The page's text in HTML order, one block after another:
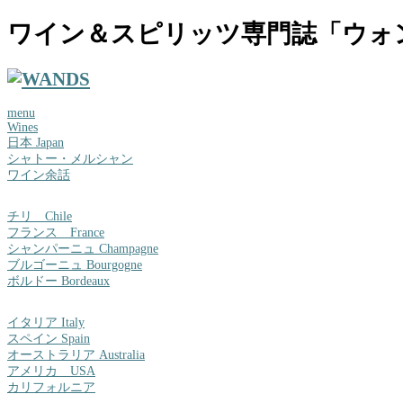
ワイン＆スピリッツ専門誌「ウォ
menu
Wines
日本 Japan
シャトー・メルシャン
ワイン余話
チリ Chile
フランス France
シャンパーニュ Champagne
ブルゴーニュ Bourgogne
ボルドー Bordeaux
イタリア Italy
スペイン Spain
オーストラリア Australia
アメリカ USA
カリフォルニア